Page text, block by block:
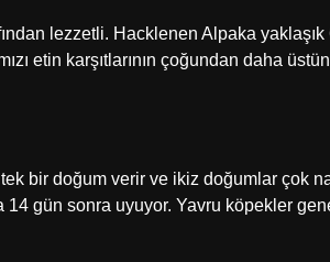
lezzetli. Hacklenen Alpaka yaklaşık
etin karşıtlarının çoğundan daha
bir doğum verir ve ikiz doğumlar çok
gün sonra uyuyor. Yavru köpekler